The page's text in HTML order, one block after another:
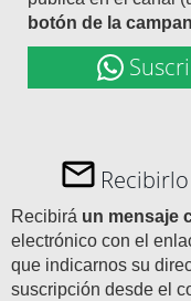
botón de la
Recibirá un mensaje
electrónico con el
que indicarnos su
suscripción desde el